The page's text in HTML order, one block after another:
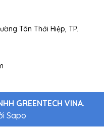
Tân Thới Hiệp, TP.
GREENTECH VINA.
Sapo